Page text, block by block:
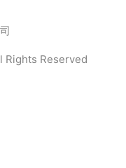
Reserved